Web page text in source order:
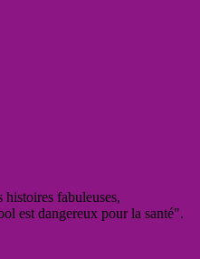
fabuleuses,
est dangereux pour la santé".